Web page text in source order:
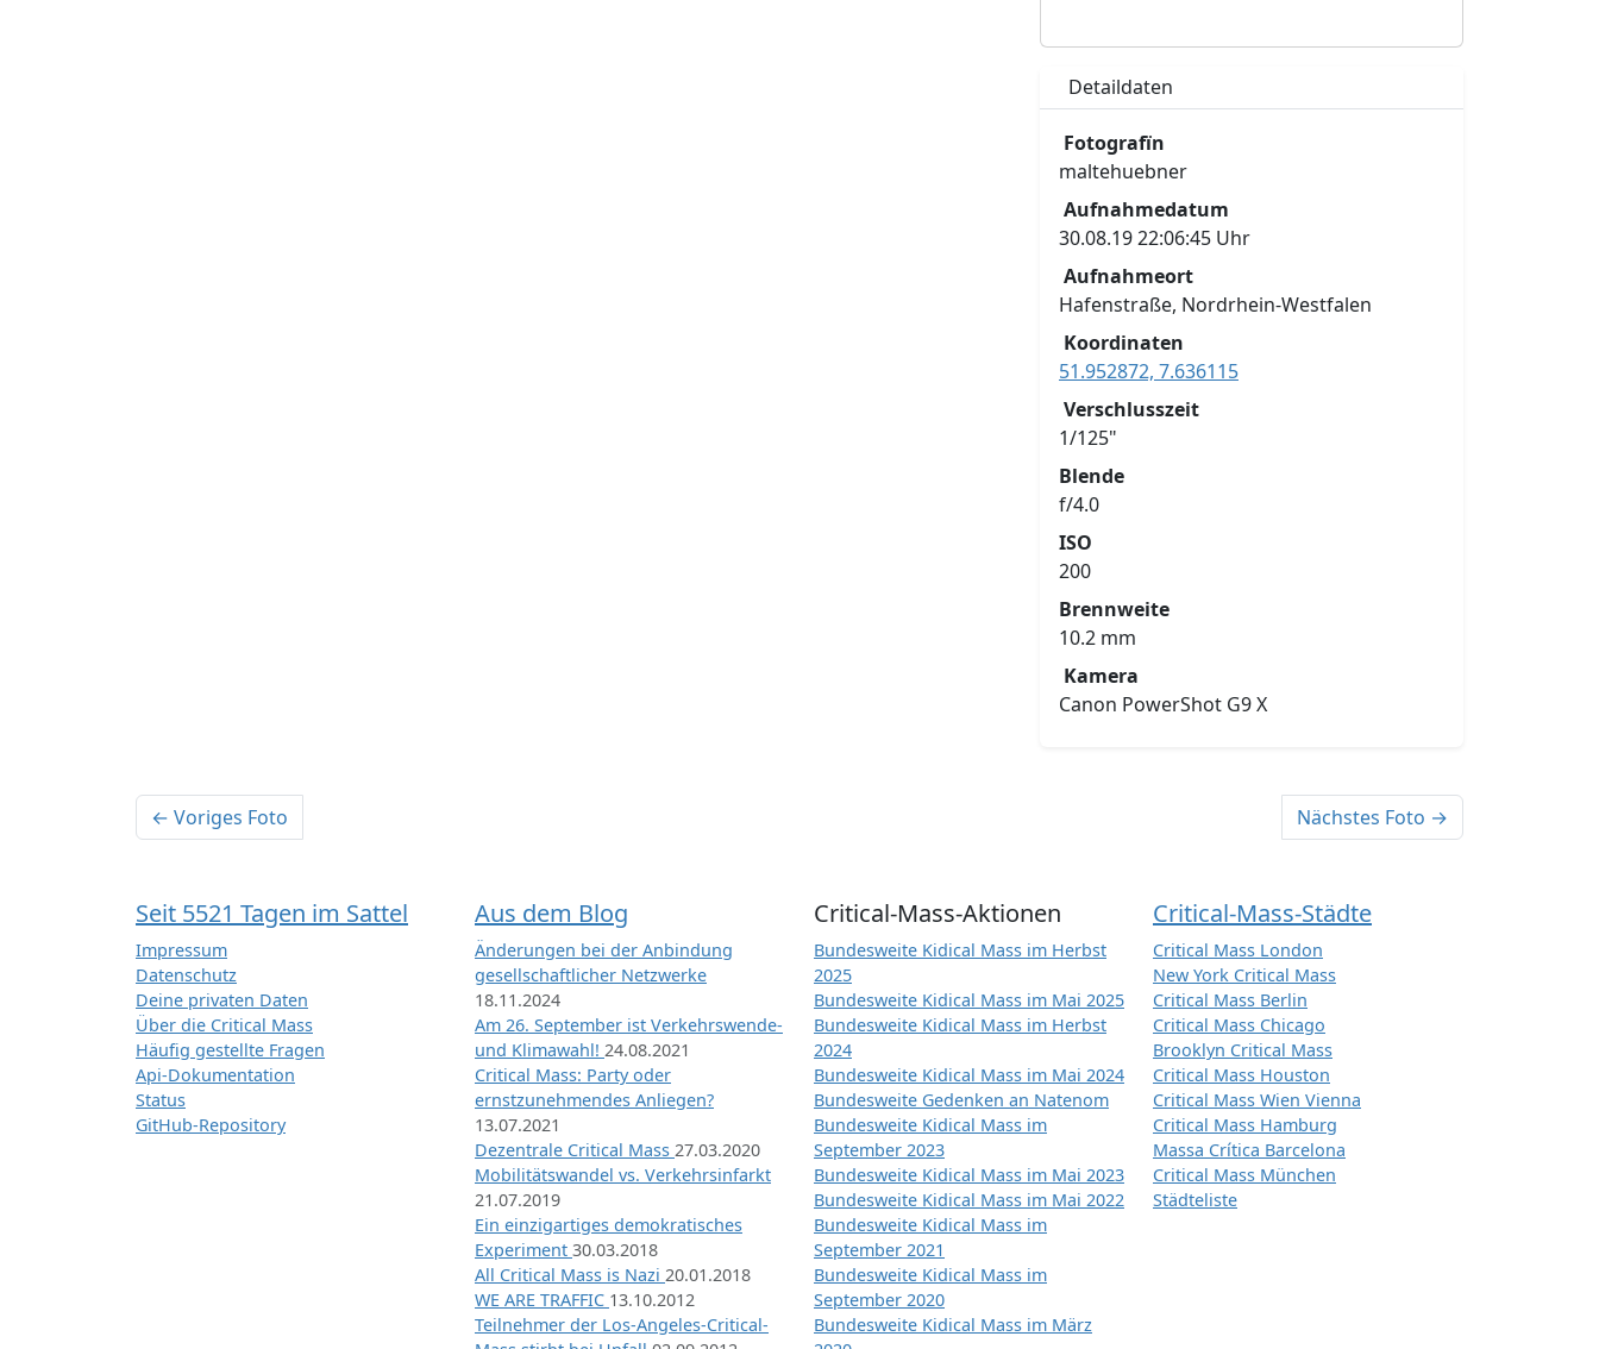
Detaildaten
Fotografïn
maltehuebner
Aufnahmedatum
30.08.19 22:06:45 Uhr
Aufnahmeort
Hafenstraße, Nordrhein-Westfalen
Koordinaten
51.952872, 7.636115
Verschlusszeit
1/125"
Blende
f/4.0
ISO
200
Brennweite
10.2 mm
Kamera
Canon PowerShot G9 X
← Voriges Foto Nächstes Foto →
Seit 5521 Tagen im Sattel
Impressum
Datenschutz
Deine privaten Daten
Über die Critical Mass
Häufig gestellte Fragen
Api-Dokumentation
Status
GitHub-Repository
Aus dem Blog
Änderungen bei der Anbindung
gesellschaftlicher Netzwerke
18.11.2024
Am 26. September ist Verkehrswende-
und Klimawahl! 24.08.2021
Critical Mass: Party oder
ernstzunehmendes Anliegen?
13.07.2021
Dezentrale Critical Mass 27.03.2020
Mobilitätswandel vs. Verkehrsinfarkt
21.07.2019
Ein einzigartiges demokratisches
Experiment 30.03.2018
All Critical Mass is Nazi 20.01.2018
WE ARE TRAFFIC 13.10.2012
Teilnehmer der Los-Angeles-Critical-
Critical-Mass-Aktionen
Bundesweite Kidical Mass im Herbst
2025
Bundesweite Kidical Mass im Mai 2025
Bundesweite Kidical Mass im Herbst
2024
Bundesweite Kidical Mass im Mai 2024
Bundesweite Gedenken an Natenom
Bundesweite Kidical Mass im
September 2023
Bundesweite Kidical Mass im Mai 2023
Bundesweite Kidical Mass im Mai 2022
Bundesweite Kidical Mass im
September 2021
Bundesweite Kidical Mass im
September 2020
Bundesweite Kidical Mass im März
Critical-Mass-Städte
Critical Mass London
New York Critical Mass
Critical Mass Berlin
Critical Mass Chicago
Brooklyn Critical Mass
Critical Mass Houston
Critical Mass Wien Vienna
Critical Mass Hamburg
Massa Crítica Barcelona
Critical Mass München
Städteliste